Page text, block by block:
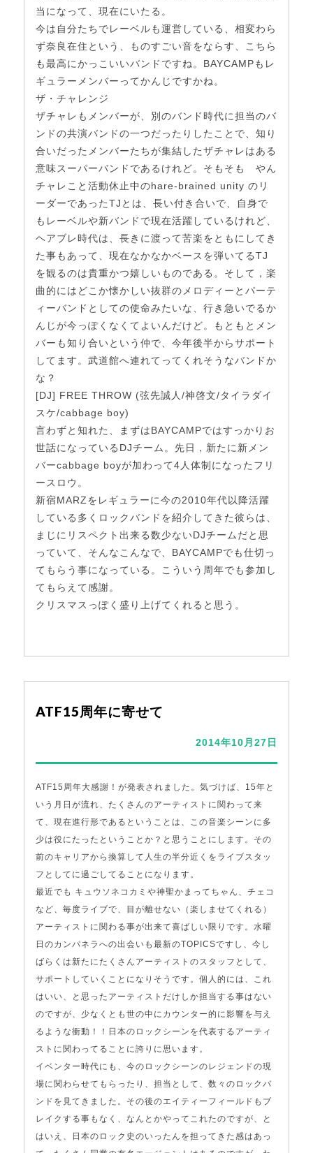
当になって、現在にいたる。
今は自分たちでレーベルも運営している、相変わら
ず奈良在住という、ものすごい音をならす、こちら
も最高にかっこいいバンドですね。BAYCAMPもレ
ギュラーメンバーってかんじですかね。
ザ・チャレンジ
ザチャレもメンバーが、別のバンド時代に担当のバ
ンドの共演バンドの一つだったりしたことで、知り
合いだったメンバーたちが集結したザチャレはある
意味スーパーバンドであるけれど。そもそも やん
チャレこと活動休止中のhare-brained unity のリ
ーダーであったTJとは、長い付き合いで、自身で
もレーベルや新バンドで現在活躍しているけれど、
ヘアブレ時代は、長きに渡って苦楽をともにしてき
た事もあって、現在なかなかベースを弾いてるTJ
を観るのは貴重かつ嬉しいものである。そして，楽
曲的にはどこか懐かしい抜群のメロディーとパーテ
ィーバンドとしての使命みたいな、行き急いでるか
んじが今っぽくなくてよいんだけど。もともとメン
バーも知り合いという仲で、今年後半からサポート
してます。武道館へ連れてってくれそうなバンドか
な？
[DJ] FREE THROW (弦先誠人/神啓文/タイラダイ
スケ/cabbage boy)
言わずと知れた、まずはBAYCAMPではすっかりお
世話になっているDJチーム。先日，新たに新メン
バーcabbage boyが加わって4人体制になったフリ
ースロウ。
新宿MARZをレギュラーに今の2010年代以降活躍
している多くロックバンドを紹介してきた彼らは、
まじにリスペクト出来る数少ないDJチームだと思
っていて、そんなこんなで、BAYCAMPでも仕切っ
てもらう事になっている。こういう周年でも参加し
てもらえて感謝。
クリスマスっぽく盛り上げてくれると思う。
ATF15周年に寄せて
2014年10月27日
ATF15周年大感謝！が発表されました。気づけば、15年と
いう月日が流れ、たくさんのアーティストに関わって来
て、現在進行形であるということは、この音楽シーンに多
少は役にたったということか？と思うことにします。その
前のキャリアから換算して人生の半分近くをライブスタッ
フとしてに過ごしてることになります。
最近でも キュウソネコカミや神聖かまってちゃん、チェコ
など、毎度ライブで、目が離せない（楽しませてくれる）
アーティストに関わる事が出来て喜ばしい限りです。水曜
日のカンパネラへの出会いも最新のTOPICSですし、今し
ばらくは新たにたくさんアーティストのスタッフとして、
サポートしていくことになりそうです。個人的には、これ
はいい、と思ったアーティストだけしか担当する事はない
のですが、少なくとも世の中にカウンター的に影響を与え
るような衝動！！日本のロックシーンを代表するアーティ
ストに関わってることに誇りに思います。
イベンター時代にも、今のロックシーンのレジェンドの現
場に関わらせてもらったり、担当として、数々のロックバ
ンドを見てきました。その後のエイティーフィールドもブ
レイクする事もなく、なんとかやってこれたのですが、と
はいえ、日本のロック史のいったんを担ってきた感はあっ